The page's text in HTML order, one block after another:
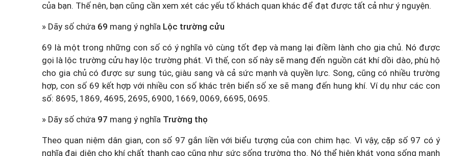
của bạn. Thế nên, bạn cũng cần xem xét các yếu tố khách quan khác để đạt được tất cả như ý nguyện.
» Dãy số chứa 69 mang ý nghĩa Lộc trường cửu
69 là một trong những con số có ý nghĩa vô cùng tốt đẹp và mang lại điềm lành cho gia chủ. Nó được
gọi là lộc trường cửu hay lộc trường phát. Vì thế, con số này sẽ mang đến nguồn cát khí dồi dào, phù hộ
cho gia chủ có được sự sung túc, giàu sang và cả sức mạnh và quyền lực. Song, cũng có nhiều trường
hợp, con số 69 kết hợp với nhiều con số khác trên biển số xe sẽ mang đến hung khí. Ví dụ như các con
số: 8695, 1869, 4695, 2695, 6900, 1669, 0069, 6695, 0695.
» Dãy số chứa 97 mang ý nghĩa Trường thọ
Theo quan niệm dân gian, con số 97 gắn liền với biểu tượng của con chim hạc. Vì vậy, cặp số 97 có ý
nghĩa đại diện cho khí chất thanh cao cũng như sức sống trường thọ. Nó thể hiện khát vọng sống mạnh